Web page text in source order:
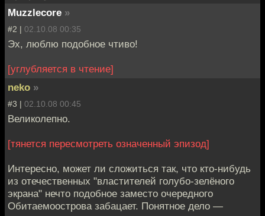
Muzzlecore »
#2 | 02.10.08 00:35
Эх, люблю подобное чтиво!
[углубляется в чтение]
neko »
#3 | 02.10.08 00:45
Великолепно.
[тянется пересмотреть означенный эпизод]
Интересно, может ли сложиться так, что кто-нибудь
из отечественных "властителей голубо-зелёного
экрана" нечто подобное заместо очередного
Обитаемоострова забацает. Понятное дело —